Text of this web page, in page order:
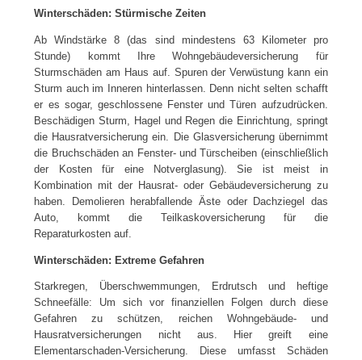
Winterschäden: Stürmische Zeiten
Ab Windstärke 8 (das sind mindestens 63 Kilometer pro
Stunde) kommt Ihre Wohngebäudeversicherung für
Sturmschäden am Haus auf. Spuren der Verwüstung kann ein
Sturm auch im Inneren hinterlassen. Denn nicht selten schafft
er es sogar, geschlossene Fenster und Türen aufzudrücken.
Beschädigen Sturm, Hagel und Regen die Einrichtung, springt
die Hausratversicherung ein. Die Glasversicherung übernimmt
die Bruchschäden an Fenster- und Türscheiben (einschließlich
der Kosten für eine Notverglasung). Sie ist meist in
Kombination mit der Hausrat- oder Gebäudeversicherung zu
haben. Demolieren herabfallende Äste oder Dachziegel das
Auto, kommt die Teilkaskoversicherung für die
Reparaturkosten auf.
Winterschäden: Extreme Gefahren
Starkregen, Überschwemmungen, Erdrutsch und heftige
Schneefälle: Um sich vor finanziellen Folgen durch diese
Gefahren zu schützen, reichen Wohngebäude- und
Hausratversicherungen nicht aus. Hier greift eine
Elementarschaden-Versicherung. Diese umfasst Schäden